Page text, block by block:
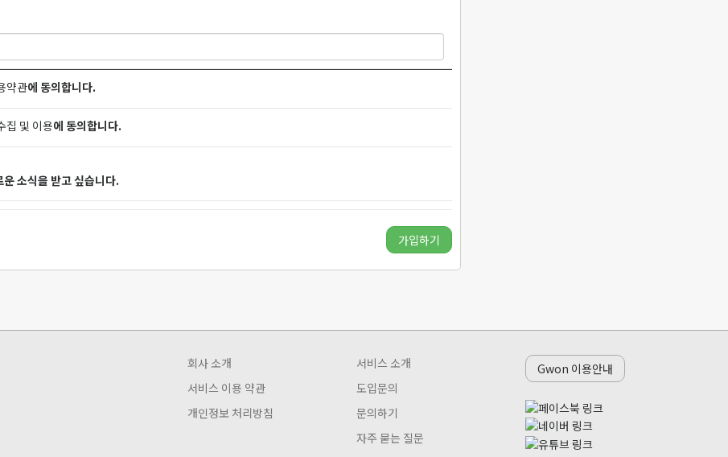
약관에 동의합니다.
집 및 이용에 동의합니다.
소식을 받고 싶습니다.
가입하기
회사 소개
서비스 이용 약관
개인정보 처리방침
서비스 소개
도입문의
문의하기
자주 묻는 질문
Gwon 이용안내